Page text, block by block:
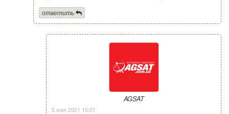
ответить
AGSAT
5 мая 2021 15:01